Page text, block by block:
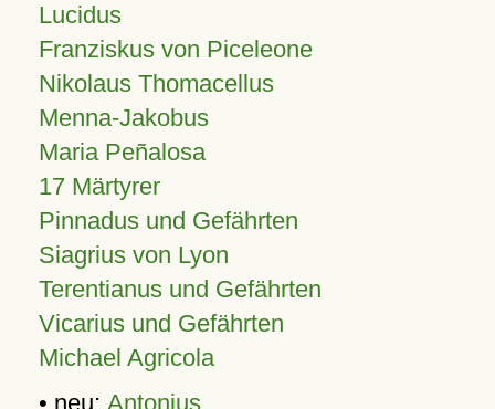
Lucidus
Franziskus von Piceleone
Nikolaus Thomacellus
Menna-Jakobus
Maria Peñalosa
17 Märtyrer
Pinnadus und Gefährten
Siagrius von Lyon
Terentianus und Gefährten
Vicarius und Gefährten
Michael Agricola
• neu: Antonius